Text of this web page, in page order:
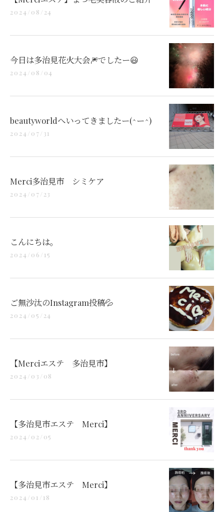
2024/08/24
今日は多治見花火大会🎆でしたー😃
2024/08/04
beautyworldへいってきましたー(^ー^)
2024/07/31
Merci多治見市 シミケア
2024/07/23
こんにちは。
2024/06/15
ご無沙汰のInstagram投稿💦
2024/05/24
【Merciエステ 多治見市】
2024/03/08
【多治見市エステ Merci】
2024/02/05
【多治見市エステ Merci】
2024/01/18